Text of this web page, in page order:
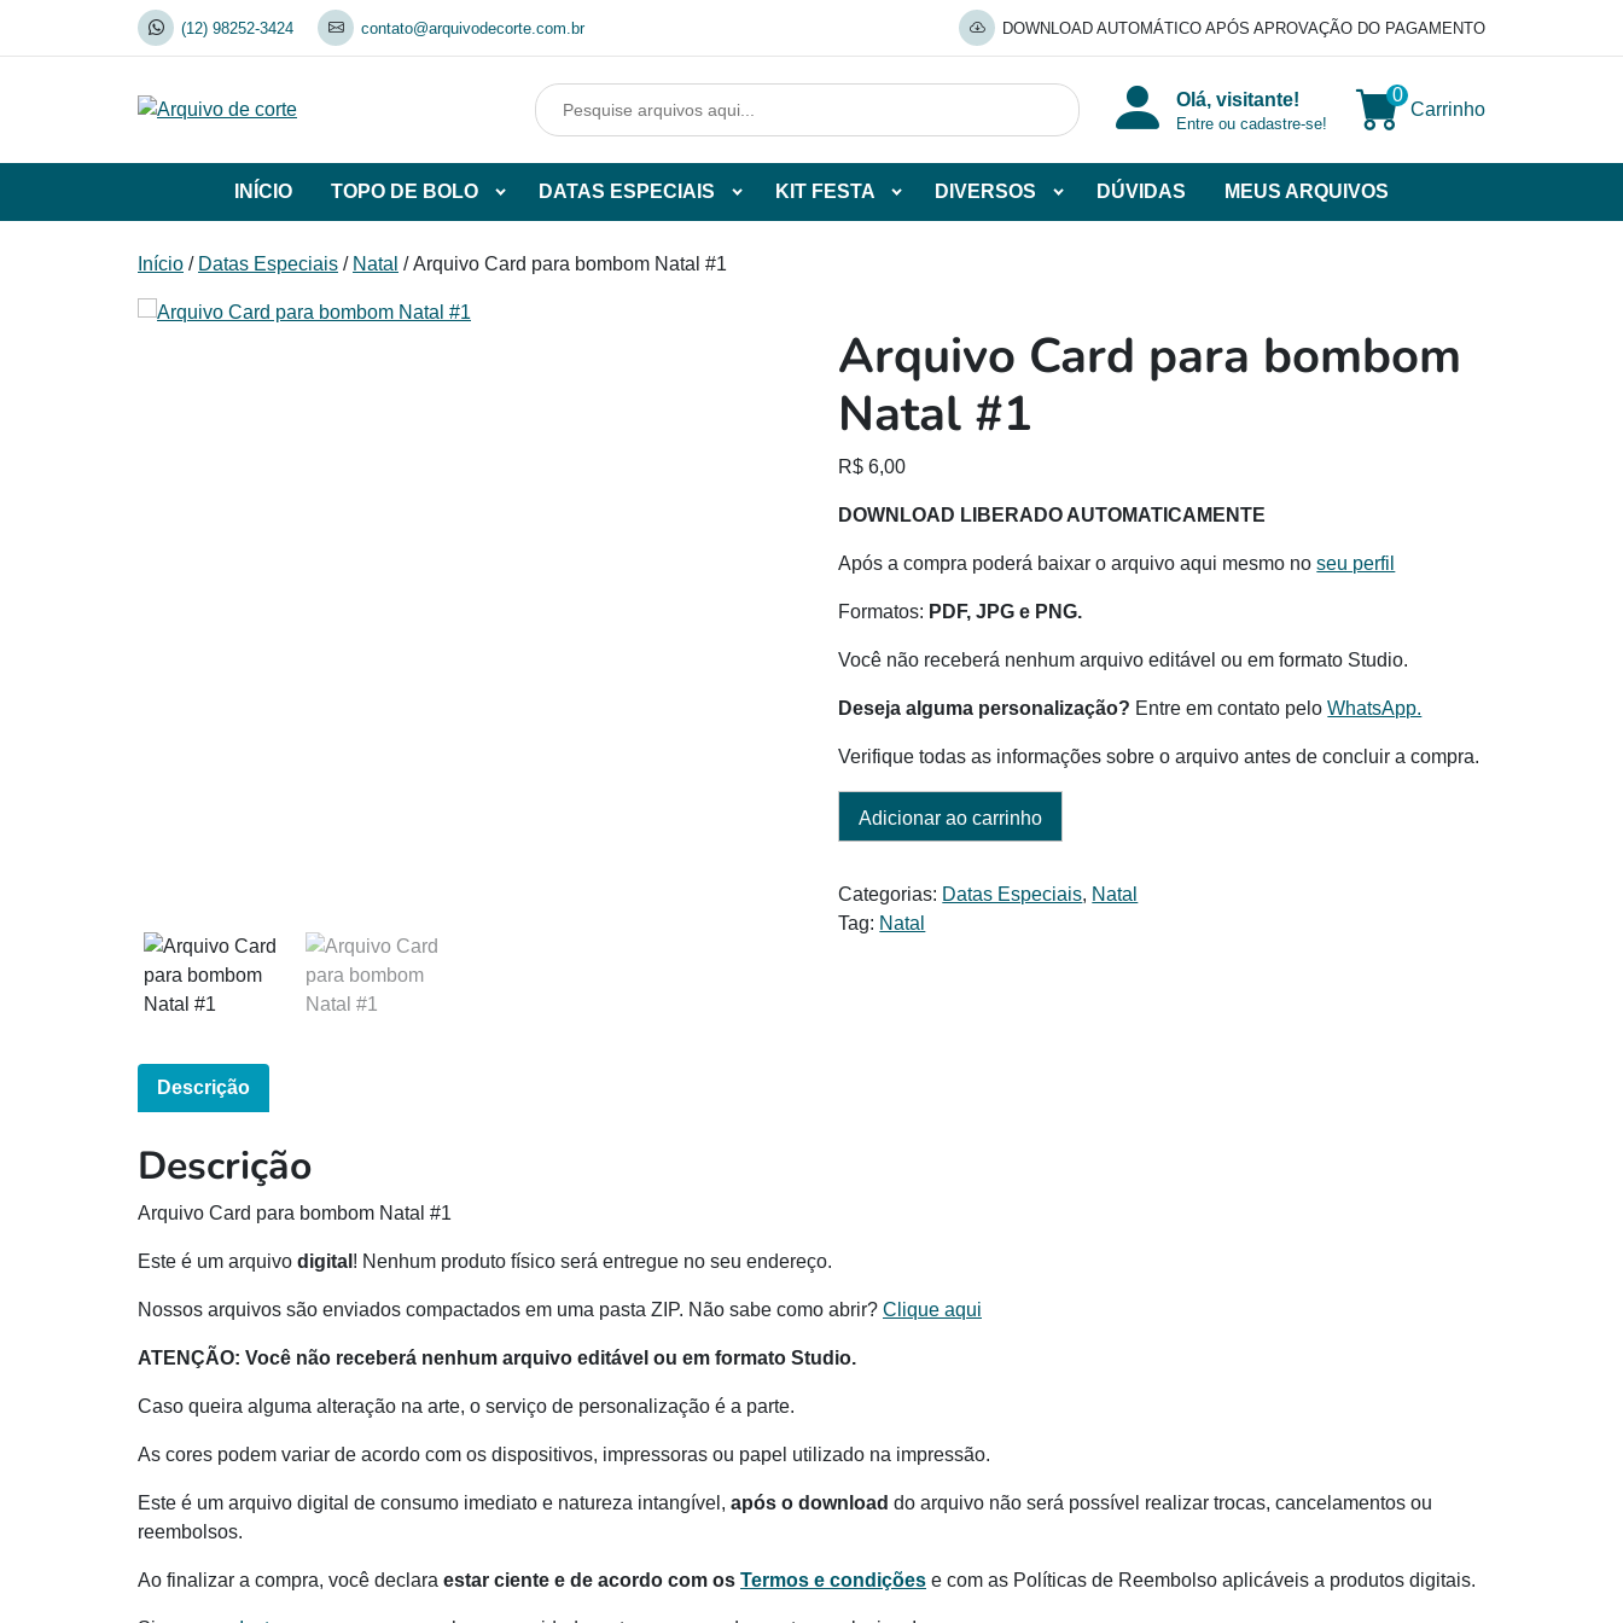
(12) 98252-3424 contato@arquivodecorte.com.br DOWNLOAD AUTOMÁTICO APÓS APROVAÇÃO DO PAGAMENTO
Olá, visitante!
Entre ou cadastre-se!
0
Carrinho
INÍCIO TOPO DE BOLO
de
DATAS ESPECIAIS KIT FESTA DIVERSOS DÚVIDAS MEUS ARQUIVOS
Início / Datas Especiais / Natal / Arquivo Card para bombom Natal #1
Arquivo Card para bombom
Natal #1
R$ 6,00
DOWNLOAD LIBERADO AUTOMATICAMENTE
Após a compra poderá baixar o arquivo aqui mesmo noseu perfil
Formatos: PDF, JPG e PNG.
Você não receberá nenhum arquivo editável ou em formato Studio.
Deseja alguma personalização? Entre em contato peloWhatsApp.
Verifique todas as informações sobre o arquivo antes de concluir a compra.
Adicionar ao carrinho
Categorias: Datas Especiais, Natal
Tag: Natal
Descrição
Descrição
Arquivo Card para bombom Natal #1
Este é um arquivo digital ! Nenhum produto físico será entregue no seu endereço.
Nossos arquivos são enviados compactados em uma pasta ZIP. Não sabe como abrir? Clique aqui
ATENÇÃO: Você não receberá nenhum arquivo editável ou em formato Studio.
Caso queira alguma alteração na arte, o serviço de personalização é a parte.
As cores podem variar de acordo com os dispositivos, impressoras ou papel utilizado na impressão.
Este é um arquivo digital de consumo imediato e natureza intangível, após o download do arquivo não será possível realizar trocas, cancelamentos ou
reembolsos.
Ao finalizar a compra, você declara estar ciente e de acordo com os Termos e condições e com as Políticas de Reembolso aplicáveis a produtos digitais.